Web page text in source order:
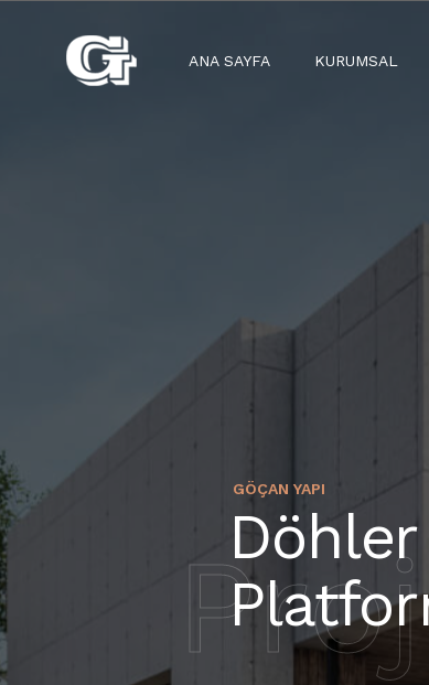
ANA SAYFA KURUMSAL
GÖÇAN YAPI